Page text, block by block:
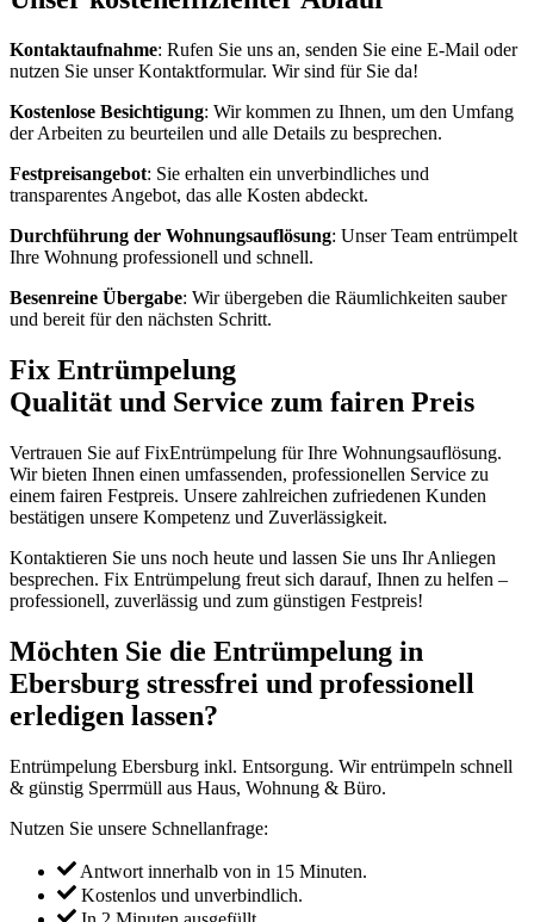
Kontaktaufnahme: Rufen Sie uns an, senden Sie eine E-Mail oder
nutzen Sie unser Kontaktformular. Wir sind für Sie da!
Kostenlose Besichtigung: Wir kommen zu Ihnen, um den Umfang
der Arbeiten zu beurteilen und alle Details zu besprechen.
Festpreisangebot: Sie erhalten ein unverbindliches und
transparentes Angebot, das alle Kosten abdeckt.
Durchführung der Wohnungsauflösung: Unser Team entrümpelt
Ihre Wohnung professionell und schnell.
Besenreine Übergabe: Wir übergeben die Räumlichkeiten sauber
und bereit für den nächsten Schritt.
Fix Entrümpelung
Qualität und Service zum fairen Preis
Vertrauen Sie auf FixEntrümpelung für Ihre Wohnungsauflösung.
Wir bieten Ihnen einen umfassenden, professionellen Service zu
einem fairen Festpreis. Unsere zahlreichen zufriedenen Kunden
bestätigen unsere Kompetenz und Zuverlässigkeit.
Kontaktieren Sie uns noch heute und lassen Sie uns Ihr Anliegen
besprechen. Fix Entrümpelung freut sich darauf, Ihnen zu helfen –
professionell, zuverlässig und zum günstigen Festpreis!
Möchten Sie die Entrümpelung in
Ebersburg stressfrei und professionell
erledigen lassen?
Entrümpelung Ebersburg inkl. Entsorgung. Wir entrümpeln schnell
& günstig Sperrmüll aus Haus, Wohnung & Büro.
Nutzen Sie unsere Schnellanfrage:
Antwort innerhalb von in 15 Minuten.
Kostenlos und unverbindlich.